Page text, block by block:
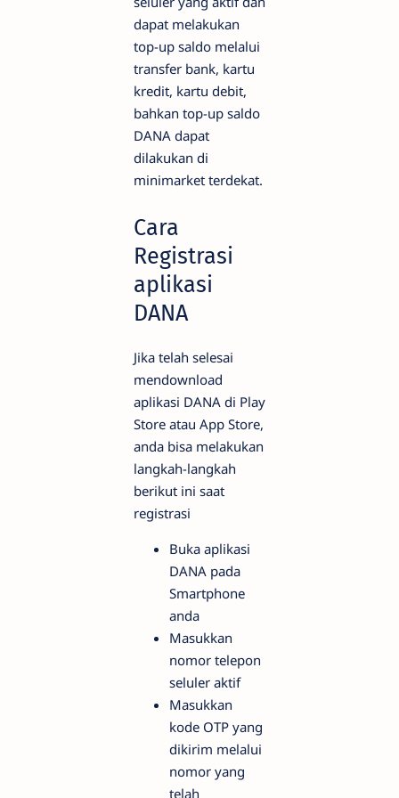
dapat melakukan
top-up saldo melalui
transfer bank, kartu
kredit, kartu debit,
bahkan top-up saldo
DANA dapat
dilakukan di
minimarket terdekat.
Cara
Registrasi
aplikasi
DANA
Jika telah selesai
mendownload
aplikasi DANA di Play
Store atau App Store,
anda bisa melakukan
langkah-langkah
berikut ini saat
registrasi
Buka aplikasi
DANA pada
Smartphone
anda
Masukkan
nomor telepon
seluler aktif
Masukkan
kode OTP yang
dikirim melalui
nomor yang
telah